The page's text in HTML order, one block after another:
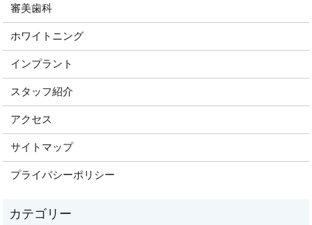
審美歯科
ホワイトニング
インプラント
スタッフ紹介
アクセス
サイトマップ
プライバシーポリシー